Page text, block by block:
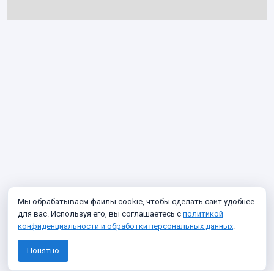
Мы обрабатываем файлы cookie, чтобы сделать сайт удобнее
для вас. Используя его, вы соглашаетесь с политикой
конфиденциальности и обработки персональных данных.
Понятно